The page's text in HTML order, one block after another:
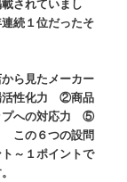
続１位だったそ
ら見たメーカー
活性化力 ②商品
への対応力 ⑤
の６つの設問
～１ポイントで